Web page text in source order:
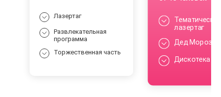
Лазертаг
Развлекательная
программа
Торжественная часть
лазертаг
Дед Мороз
Дискотека